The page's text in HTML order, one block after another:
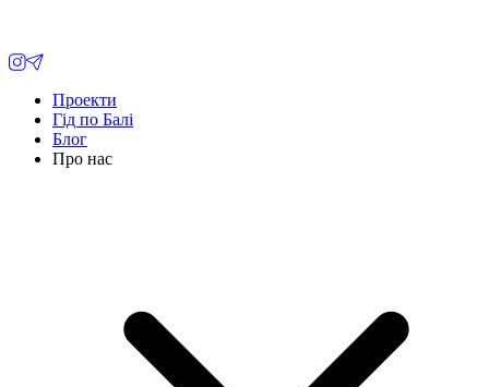
Проекти
Гід по Балі
Блог
Про нас